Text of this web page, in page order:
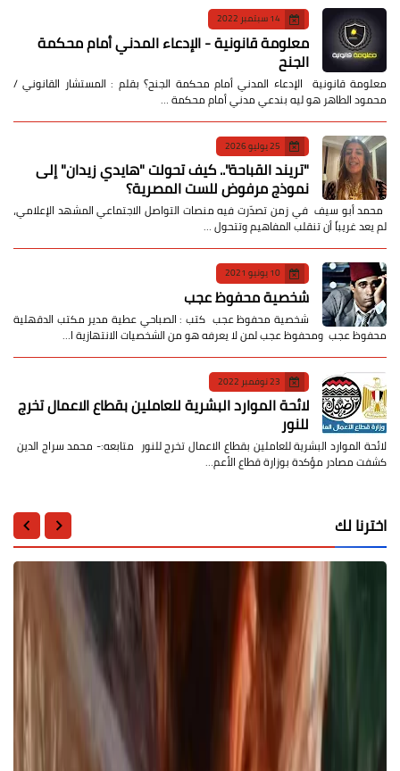
14 سبتمبر 2022
معلومة قانونية - الإدعاء المدني أمام محكمة
الجنح
معلومة قانونية الإدعاء المدني أمام محكمة الجنح؟ بقلم : المستشار القانوني /
محمود الطاهر هو ليه بندعي مدني أمام محكمة …
25 يوليو 2026
​"تريند القباحة".. كيف تحولت "هايدي زيدان" إلى
نموذج مرفوض للست المصرية؟
​ محمد أبو سيف ​في زمن تصدّرت فيه منصات التواصل الاجتماعي المشهد الإعلامي،
لم يعد غريباً أن تنقلب المفاهيم وتتحول …
10 يونيو 2021
شخصية محفوظ عجب
شخصية محفوظ عجب كتب : الصباحي عطية مدير مكتب الدقهلية
محفوظ عجب ومحفوظ عجب لمن لا يعرفه هو من الشخصيات الانتهازية ا…
23 نوفمبر 2022
لائحة الموارد البشرية للعاملين بقطاع الاعمال تخرج
للنور
لائحة الموارد البشرية للعاملين بقطاع الاعمال تخرج للنور متابعه:- محمد سراج الدين
كشفت مصادر مؤكدة بوزارة قطاع الأعم…
اخترنا لك